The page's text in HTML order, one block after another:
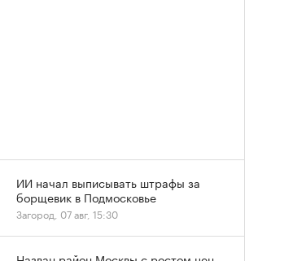
ИИ начал выписывать штрафы за
борщевик в Подмосковье
Загород, 07 авг, 15:30